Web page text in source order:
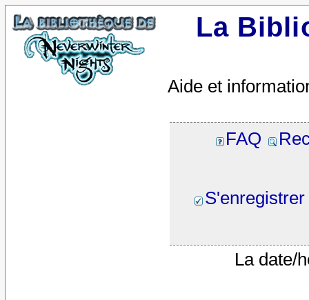
La
Aide et
FAQ
S'enregistrer
La date/